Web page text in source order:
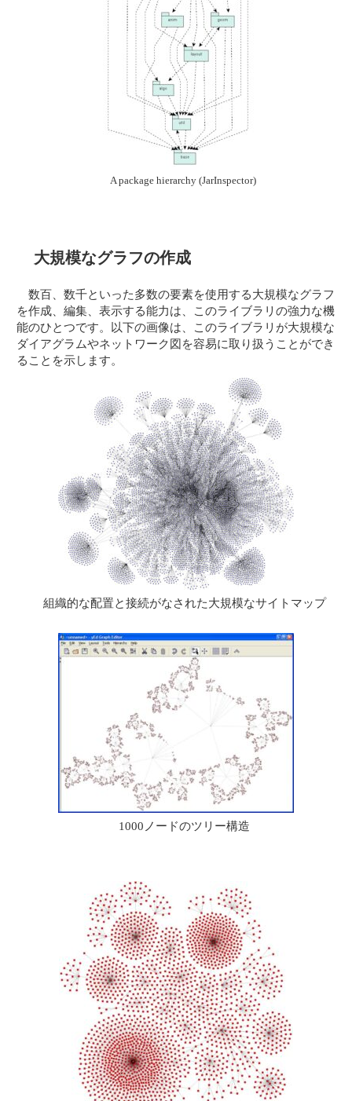
A package hierarchy (JarInspector)
大規模なグラフの作成
数百、数千といった多数の要素を使用する大規模なグラフ
を作成、編集、表示する能力は、このライブラリの強力な機
能のひとつです。以下の画像は、このライブラリが大規模な
ダイアグラムやネットワーク図を容易に取り扱うことができ
ることを示します。
組織的な配置と接続がなされた大規模なサイトマップ
1000ノードのツリー構造